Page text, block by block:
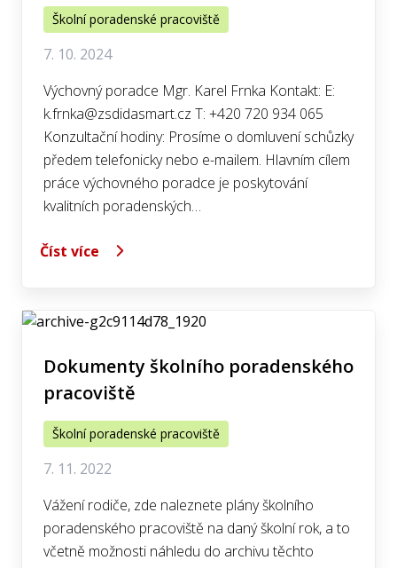
Školní poradenské pracoviště
7. 10. 2024
Výchovný poradce Mgr. Karel Frnka Kontakt: E:
k.frnka@zsdidasmart.cz T: +420 720 934 065
Konzultační hodiny: Prosíme o domluvení schůzky
předem telefonicky nebo e-mailem. Hlavním cílem
práce výchovného poradce je poskytování
kvalitních poradenských…
Číst více
Dokumenty školního poradenského
pracoviště
Školní poradenské pracoviště
7. 11. 2022
Vážení rodiče, zde naleznete plány školního
poradenského pracoviště na daný školní rok, a to
včetně možnosti náhledu do archivu těchto